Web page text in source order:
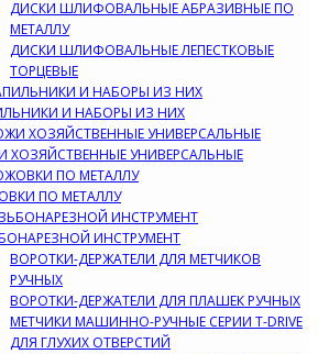
ДИСКИ ШЛИФОВАЛЬНЫЕ АБРАЗИВНЫЕ ПО
МЕТАЛЛУ
ДИСКИ ШЛИФОВАЛЬНЫЕ ЛЕПЕСТКОВЫЕ
ТОРЦЕВЫЕ
И НАБОРЫ ИЗ НИХ
ХОЗЯЙСТВЕННЫЕ УНИВЕРСАЛЬНЫЕ
ПО МЕТАЛЛУ
ИНСТРУМЕНТ
ВОРОТКИ-ДЕРЖАТЕЛИ ДЛЯ МЕТЧИКОВ
РУЧНЫХ
ВОРОТКИ-ДЕРЖАТЕЛИ ДЛЯ ПЛАШЕК РУЧНЫХ
МЕТЧИКИ МАШИННО-РУЧНЫЕ СЕРИИ T-DRIVE
ДЛЯ ГЛУХИХ ОТВЕРСТИЙ